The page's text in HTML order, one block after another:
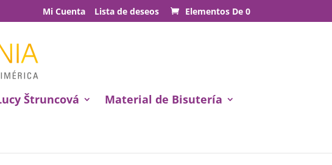
Mi Cuenta Lista de deseos Elementos De 0
Štruncová
Material de Bisutería